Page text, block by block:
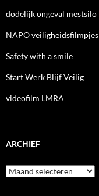
dodelijk ongeval mestsilo
NAPO veiligheidsfilmpjes
Safety with a smile
Start Werk Blijf Veilig
videofilm LMRA
ARCHIEF
Archief